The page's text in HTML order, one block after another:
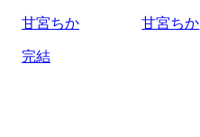
甘宮ちか
完結
甘宮ちか